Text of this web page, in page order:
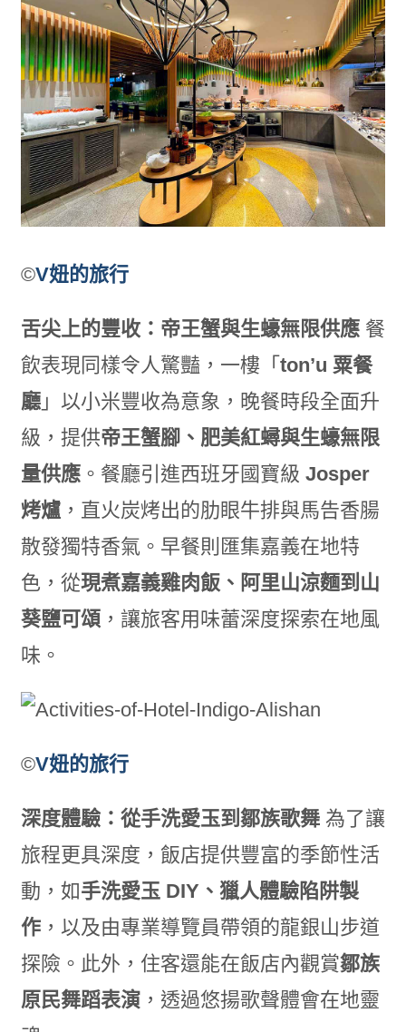
©V妞的旅行
舌尖上的豐收：帝王蟹與生蠔無限供應餐
飲表現同樣令人驚豔，一樓「 ton’u 粟餐
廳」以小米豐收為意象，晚餐時段全面升
級，提供帝王蟹腳、肥美紅蟳與生蠔無限
量供應。餐廳引進西班牙國寶級 Josper
烤爐，直火炭烤出的肋眼牛排與馬告香腸
散發獨特香氣。早餐則匯集嘉義在地特
色，從現煮嘉義雞肉飯、阿里山涼麵到山
葵鹽可頌，讓旅客用味蕾深度探索在地風
味。
©V妞的旅行
深度體驗：從手洗愛玉到鄒族歌舞為了讓
旅程更具深度，飯店提供豐富的季節性活
動，如手洗愛玉 DIY、獵人體驗陷阱製
作，以及由專業導覽員帶領的龍銀山步道
探險。此外，住客還能在飯店內觀賞鄒族
原民舞蹈表演，透過悠揚歌聲體會在地靈